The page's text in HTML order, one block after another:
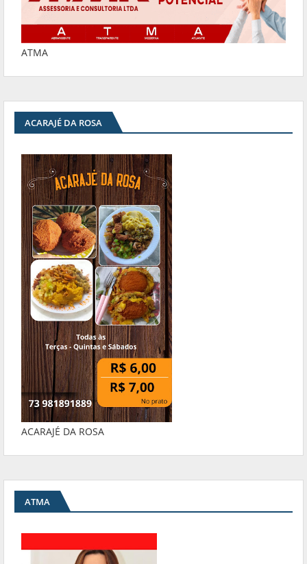
ATMA
ACARAJÉ DA ROSA
ACARAJÉ DA ROSA
ATMA